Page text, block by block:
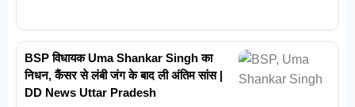
BSP विधायक Uma Shankar Singh का
निधन, कैंसर से लंबी जंग के बाद ली अंतिम सांस |
DD News Uttar Pradesh